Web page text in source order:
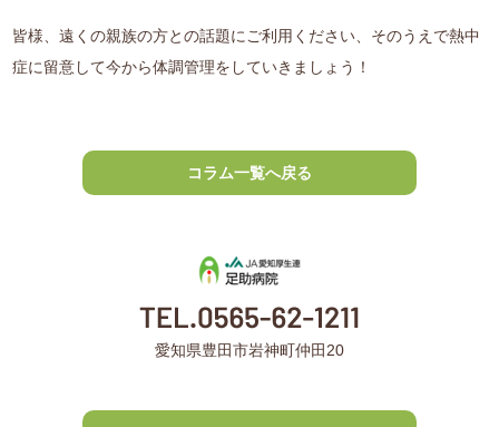
皆様、遠くの親族の方との話題にご利用ください、そのうえで熱中
症に留意して今から体調管理をしていきましょう！
コラム一覧へ戻る
愛知県豊田市岩神町仲田20